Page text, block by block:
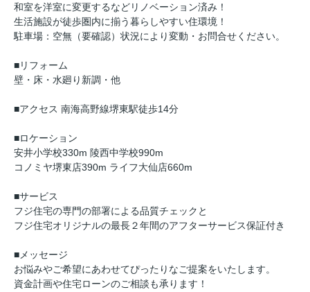
和室を洋室に変更するなどリノベーション済み！
生活施設が徒歩圏内に揃う暮らしやすい住環境！
駐車場：空無（要確認）状況により変動・お問合せください。
■リフォーム
壁・床・水廻り新調・他
■アクセス 南海高野線堺東駅徒歩14分
■ロケーション
安井小学校330m 陵西中学校990m
コノミヤ堺東店390m ライフ大仙店660m
■サービス
フジ住宅の専門の部署による品質チェックと
フジ住宅オリジナルの最長２年間のアフターサービス保証付き
■メッセージ
お悩みやご希望にあわせてぴったりなご提案をいたします。
資金計画や住宅ローンのご相談も承ります！